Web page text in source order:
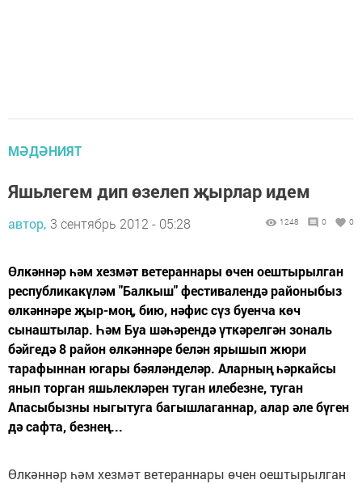
МӘДӘНИЯТ
Яшьлегем дип өзелеп җырлар идем
автор, 3 сентябрь 2012 - 05:28 1248 0 0
Өлкәннәр һәм хезмәт ветераннары өчен оештырылган
республикакүләм "Балкыш" фестивалендә районыбыз
өлкәннәре җыр-моң, бию, нәфис сүз буенча көч
сынаштылар. Һәм Буа шәһәрендә үткәрелгән зональ
бәйгедә 8 район өлкәннәре белән ярышып жюри
тарафыннан югары бәяләнделәр. Аларның һәркайсы
янып торган яшьлекләрен туган илебезне, туган
Апасыбызны ныгытуга багышлаганнар, алар әле бүген
дә сафта, безнең...
Өлкәннәр һәм хезмәт ветераннары өчен оештырылган